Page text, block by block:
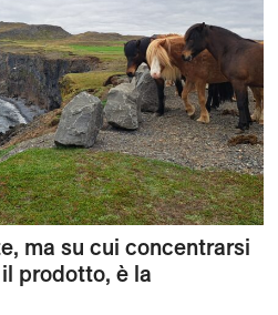
ma su cui concentrarsi
prodotto, è la